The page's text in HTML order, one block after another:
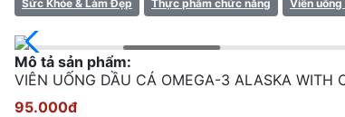
Sức Khỏe & Làm Đẹp Thực phẩm chức năng Viên
Mô tả sản phẩm:
VIÊN UỐNG DẦU CÁ OMEGA-3 ALASKA WITH
95.000đ